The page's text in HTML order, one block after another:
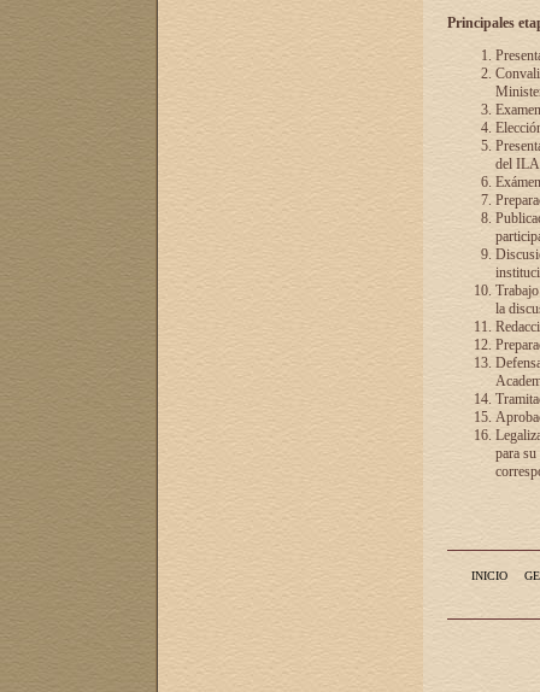
Principales
del
la
para
INICIO